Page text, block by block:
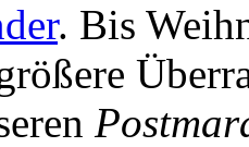
. Bis